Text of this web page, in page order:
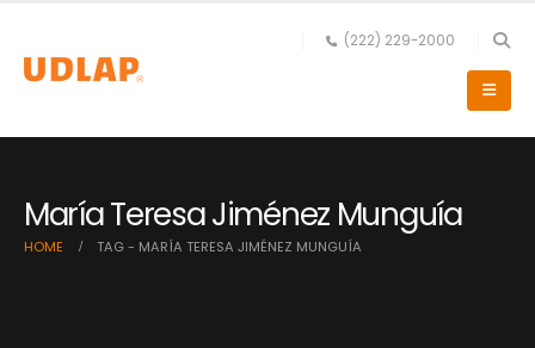
(222) 229-2000
María Teresa Jiménez Munguía
HOME TAG - MARÍA TERESA JIMÉNEZ MUNGUÍA